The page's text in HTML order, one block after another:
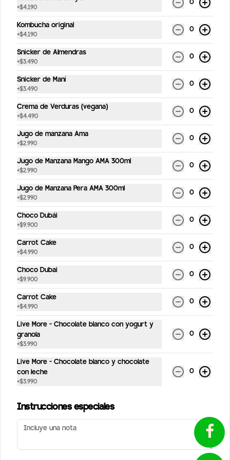
¿Tienes alguna sugerencia?
Escríbenos aquí 💬
Toca para abrir →
frosting.(Contiene nueces).
Snicker de Maní
Snicker de maní, dátiles y chocolate
$3.490
Conócenos
Términos y condiciones
Política de privacidad
Redes sociales
Instagram
Facebook
Mi cuenta
Pedir
Iniciar sesión
+$4.190
0
Kombucha original
+$4.190
0
Snicker de Almendras
+$3.490
0
Snicker de Maní
+$3.490
0
Crema de Verduras (vegana)
+$4.490
0
Jugo de manzana Ama
+$2.990
0
Jugo de Manzana Mango AMA 300ml
+$2.990
0
Jugo de Manzana Pera AMA 300ml
+$2.990
0
Choco Dubái
+$9.900
0
Carrot Cake
+$4.990
0
Choco Dubai
+$9.900
0
Carrot Cake
+$4.990
0
Live More - Chocolate blanco con yogurt y
granola
+$3.990
0
Live More - Chocolate blanco y chocolate
con leche
+$3.990
0
Instrucciones especiales